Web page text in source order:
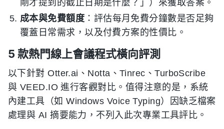
剛才提到的截止日期是什麼？」）來獲取答案。
成本與免費額度 ：評估每月免費分鐘數是否足夠
覆蓋日常需求，以及付費方案的性價比。
5 款熱門線上會議程式橫向評測
以下針對 Otter.ai、Notta、Tinrec、TurboScribe
與 VEED.IO 進行客觀對比。值得注意的是，系統
內建工具（如 Windows Voice Typing）因缺乏檔案
處理與 AI 摘要能力，不列入此次專業工具評比。